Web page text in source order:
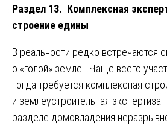
Раздел 13. Комплексная
строение едины
В реальности редко встречаются
о «голой» земле. Чаще всего
тогда требуется комплексная
и землеустроительная
разделе домовладения